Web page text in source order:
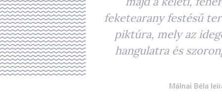
feketearany festésű
piktúra, mely az
hangulatra és
Málnai Béla